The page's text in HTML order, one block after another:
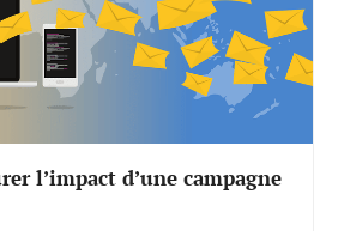
l’impact d’une campagne